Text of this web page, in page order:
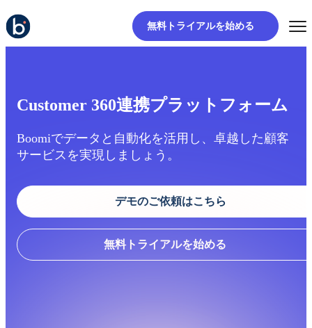
無料トライアルを始める
Customer 360連携プラットフォーム
Boomiでデータと自動化を活用し、卓越した顧客
サービスを実現しましょう。
デモのご依頼はこちら
無料トライアルを始める